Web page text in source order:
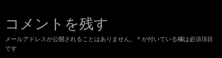
コメントを残す
メールアドレスが公開されることはありません。 * が付いている欄は必須項目
です